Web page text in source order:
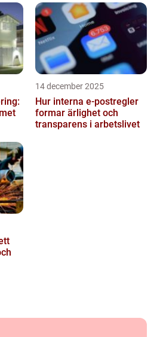
14 december 2025
Hur interna e-postregler
formar ärlighet och
transparens i arbetslivet